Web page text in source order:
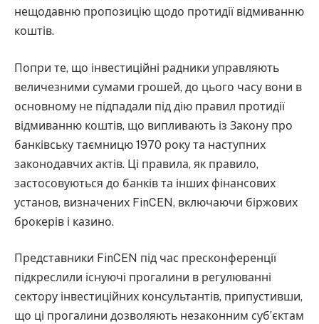
нещодавню пропозицію щодо протидії відмиванню
коштів.
Попри те, що інвестиційні радники управляють
величезними сумами грошей, до цього часу вони в
основному не підпадали під дію правил протидії
відмиванню коштів, що випливають із Закону про
банківську таємницю 1970 року та наступних
законодавчих актів. Ці правила, як правило,
застосовуються до банків та інших фінансових
установ, визначених FinCEN, включаючи біржових
брокерів і казино.
Представники FinCEN під час пресконференції
підкреслили існуючі прогалини в регулюванні
сектору інвестиційних консультантів, припустивши,
що ці прогалини дозволяють незаконним суб’єктам